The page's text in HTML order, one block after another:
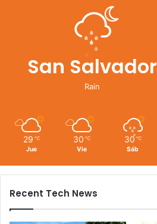
San Salvador
Rain
29 ℃
Jue
30 ℃
Vie
30 ℃
Sáb
Recent Tech News